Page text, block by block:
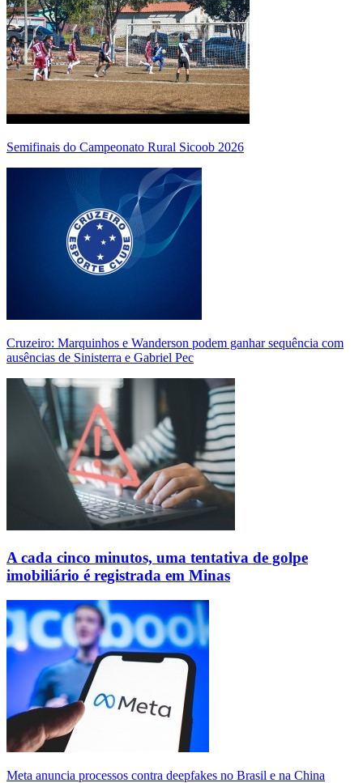
Semifinais do Campeonato Rural Sicoob 2026
Cruzeiro: Marquinhos e Wanderson podem ganhar sequência com
ausências de Sinisterra e Gabriel Pec
A cada cinco minutos, uma tentativa de golpe
imobiliário é registrada em Minas
Meta anuncia processos contra deepfakes no Brasil e na China